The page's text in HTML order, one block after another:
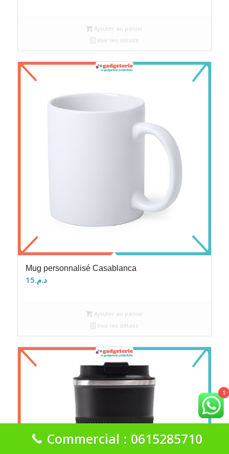
Ajouter au panier
Voir les détails
Mug personnalisé Casablanca
د.م.15
Ajouter au panier
Voir les détails
1
Commercial : 0615285710